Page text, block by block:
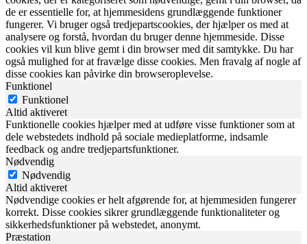
de er essentielle for, at hjemmesidens grundlæggende funktioner
fungerer. Vi bruger også tredjepartscookies, der hjælper os med at
analysere og forstå, hvordan du bruger denne hjemmeside. Disse
cookies vil kun blive gemt i din browser med dit samtykke. Du har
også mulighed for at fravælge disse cookies. Men fravalg af nogle af
disse cookies kan påvirke din browseroplevelse.
Funktionel
Funktionel
Altid aktiveret
Funktionelle cookies hjælper med at udføre visse funktioner som at
dele webstedets indhold på sociale medieplatforme, indsamle
feedback og andre tredjepartsfunktioner.
Nødvendig
Nødvendig
Altid aktiveret
Nødvendige cookies er helt afgørende for, at hjemmesiden fungerer
korrekt. Disse cookies sikrer grundlæggende funktionaliteter og
sikkerhedsfunktioner på webstedet, anonymt.
Præstation